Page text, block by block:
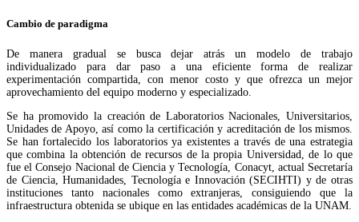
Cambio de paradigma
De manera gradual se busca dejar atrás un modelo de trabajo
individualizado para dar paso a una eficiente forma de realizar
experimentación compartida, con menor costo y que ofrezca un mejor
aprovechamiento del equipo moderno y especializado.
Se ha promovido la creación de Laboratorios Nacionales, Universitarios,
Unidades de Apoyo, así como la certificación y acreditación de los mismos.
Se han fortalecido los laboratorios ya existentes a través de una estrategia
que combina la obtención de recursos de la propia Universidad, de lo que
fue el Consejo Nacional de Ciencia y Tecnología, Conacyt, actual Secretaría
de Ciencia, Humanidades, Tecnología e Innovación (SECIHTI) y de otras
instituciones tanto nacionales como extranjeras, consiguiendo que la
infraestructura obtenida se ubique en las entidades académicas de la UNAM.